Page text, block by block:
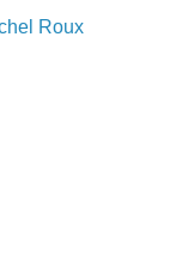
Roux